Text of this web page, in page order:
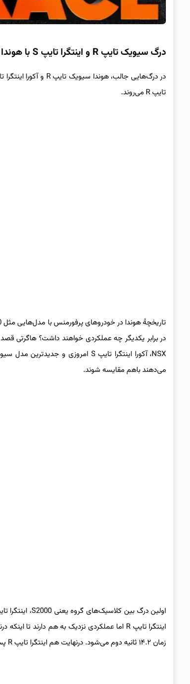
درگ سیویک تایپ R و اینتگرا تایپ S با هوندا S2000 و نسل اول NSX
تایپ R می‌روند.
می‌دهند باهم مقایسه شوند.
زمان ۱۴.۲ ثانیه دوم می‌شود. درنهایت هم اینتگرا تایپ R پس از ۱۵.۲ ثانیه به خط پایان می‌رسد.